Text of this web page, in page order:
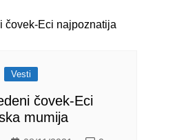
Vesti
čovek-Eci
mumija